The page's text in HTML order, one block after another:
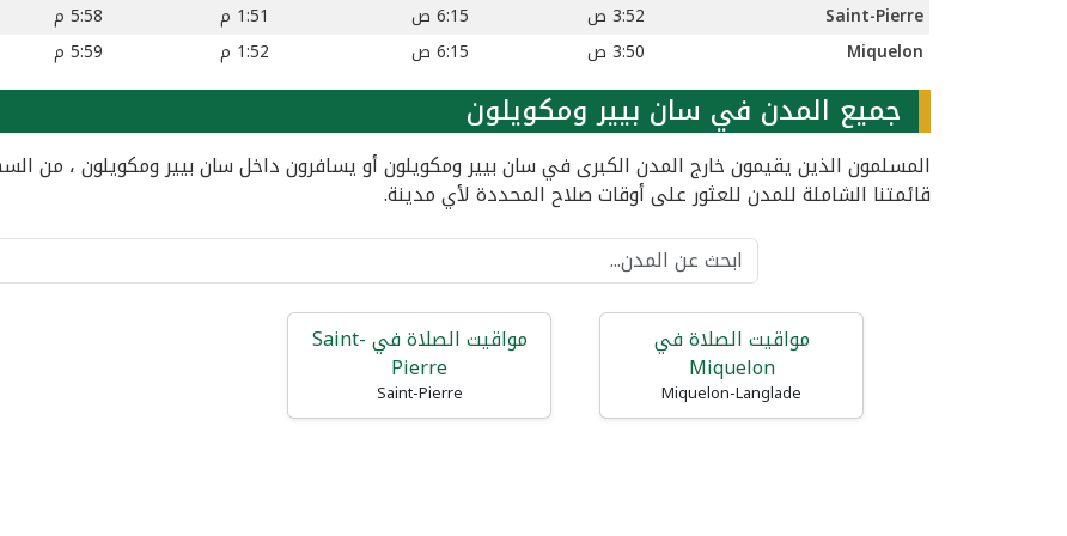
Saint-Pierre 3:52 ص 6:15 ص 1:51 م 5:58 م
Miquelon
3:50 ص 6:15 ص 1:52 م 5:59 م
جميع المدن في سان بيير ومكويلون
المسلمون الذين يقيمون خارج المدن الكبرى في سان بيير ومكويلون أو يسافرون داخل سان بيير ومكويلون ، من
قائمتنا الشاملة للمدن للعثور على أوقات صلاح المحددة لأي مدينة.
مواقيت الصلاة في
Miquelon
Miquelon-Langlade
مواقيت الصلاة في Saint-
Pierre
Saint-Pierre